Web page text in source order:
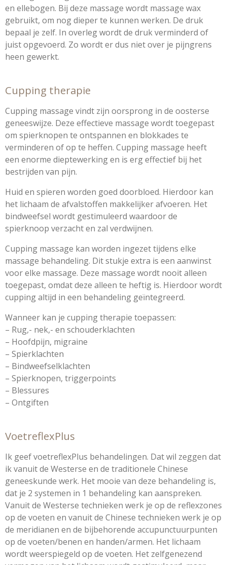
en ellebogen. Bij deze massage wordt massage wax
gebruikt, om nog dieper te kunnen werken. De druk
bepaal je zelf. In overleg wordt de druk verminderd of
juist opgevoerd. Zo wordt er dus niet over je pijngrens
heen gewerkt.
Cupping therapie
Cupping massage vindt zijn oorsprong in de oosterse
geneeswijze. Deze effectieve massage wordt toegepast
om spierknopen te ontspannen en blokkades te
verminderen of op te heffen. Cupping massage heeft
een enorme dieptewerking en is erg effectief bij het
bestrijden van pijn.
Huid en spieren worden goed doorbloed. Hierdoor kan
het lichaam de afvalstoffen makkelijker afvoeren. Het
bindweefsel wordt gestimuleerd waardoor de
spierknoop verzacht en zal verdwijnen.
Cupping massage kan worden ingezet tijdens elke
massage behandeling. Dit stukje extra is een aanwinst
voor elke massage. Deze massage wordt nooit alleen
toegepast, omdat deze alleen te heftig is. Hierdoor wordt
cupping altijd in een behandeling geïntegreerd.
Wanneer kan je cupping therapie toepassen:
– Rug,- nek,- en schouderklachten
– Hoofdpijn, migraine
– Spierklachten
– Bindweefselklachten
– Spierknopen, triggerpoints
– Blessures
– Ontgiften
VoetreflexPlus
Ik geef voetreflexPlus behandelingen. Dat wil zeggen dat
ik vanuit de Westerse en de traditionele Chinese
geneeskunde werk. Het mooie van deze behandeling is,
dat je 2 systemen in 1 behandeling kan aanspreken.
Vanuit de Westerse technieken werk je op de reflexzones
op de voeten en vanuit de Chinese technieken werk je op
de meridianen en de bijbehorende accupunctuurpunten
op de voeten/benen en handen/armen. Het lichaam
wordt weerspiegeld op de voeten. Het zelfgenezend